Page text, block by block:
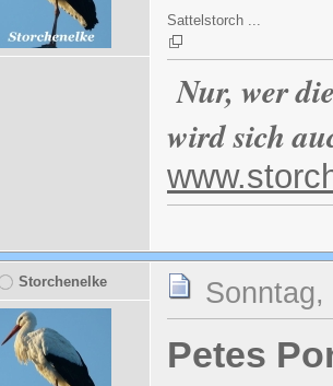
Sattelstorch ...
Nur, wer
wird sich
Storchenelke
Petes